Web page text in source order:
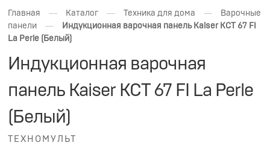
Главная — Каталог — Техника для дома —
Варочные
панели
—
Индукционная варочная панель Kaiser KCT 67 FI
La Perle (Белый)
Индукционная варочная
панель Kaiser KCT 67 FI La Perle
(Белый)
ТЕХНОМУЛЬТ